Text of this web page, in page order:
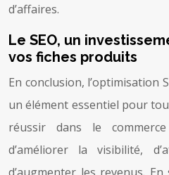
d’affaires.
Le SEO, un
vos fiches produits
En conclusion, l’optimisation
un élément essentiel pour
réussir dans le
d’améliorer la visibilité,
d’augmenter les revenus.